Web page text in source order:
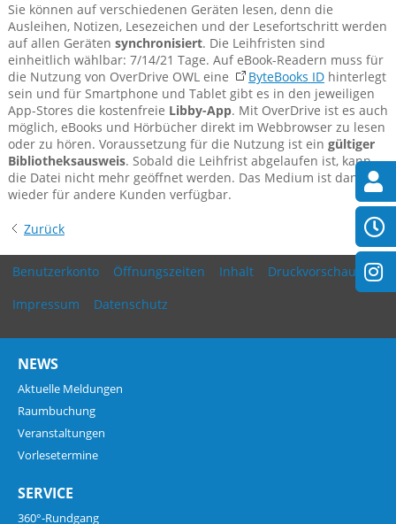
Sie können auf verschiedenen Geräten lesen, denn die
Ausleihen, Notizen, Lesezeichen und der Lesefortschritt werden
auf allen Geräten synchronisiert. Die Leihfristen sind
einheitlich wählbar: 7/14/21 Tage. Auf eBook-Readern muss für
die Nutzung von OverDrive OWL eine
ByteBooks IDhinterlegt
sein und für Smartphone und Tablet gibt es in den jeweiligen
App-Stores die kostenfreie Libby-App. Mit OverDrive ist es auch
möglich, eBooks und Hörbücher direkt im Webbrowser zu lesen
oder zu hören. Voraussetzung für die Nutzung ist ein gültiger
Bibliotheksausweis. Sobald die Leihfrist abgelaufen ist, kann
die Datei nicht mehr geöffnet werden. Das Medium ist dann
wieder für andere Kunden verfügbar.
Zurück
Benutzerkonto Öffnungszeiten Inhalt
Druckvorschau
Impressum
Datenschutz
NEWS
Aktuelle Meldungen
Raumbuchung
Veranstaltungen
Vorlesetermine
SERVICE
360°-Rundgang